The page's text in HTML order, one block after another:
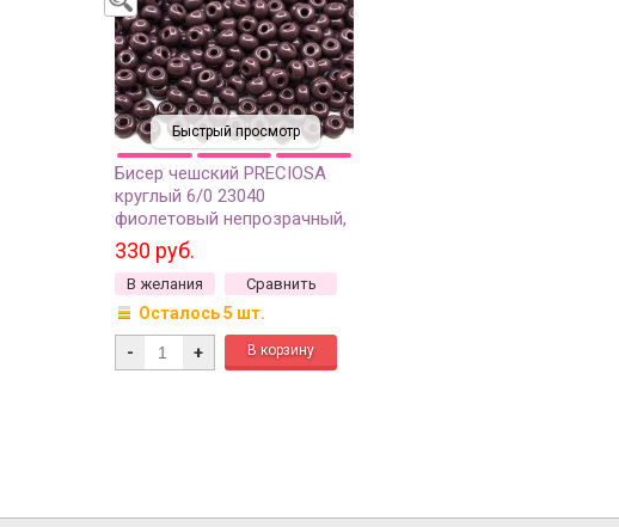
Быстрый просмотр
Бисер чешский PRECIOSA
круглый 6/0 23040
фиолетовый непрозрачный,
50г
330 руб.
В желания Сравнить
Осталось 5 шт.
- +